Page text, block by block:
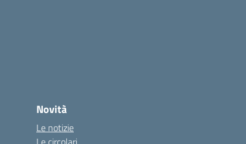
Novità
Le notizie